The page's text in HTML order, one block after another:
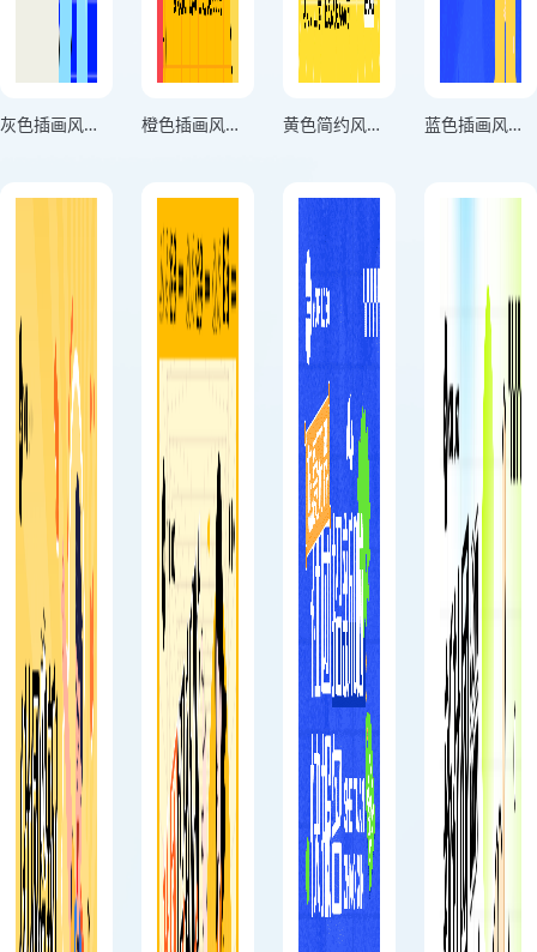
灰色插画风格纳新计划学生会招募令正方形学生会招新海报 橙色插画风格加入学生会追梦青春竖版学生会招新海报 黄色简约风格学生会纳新啦有料有趣就等你来竖版学生会招新海报 蓝色插画风格同学我瞅你不错人才召集令学生会纳新活动横板学生会招新海报